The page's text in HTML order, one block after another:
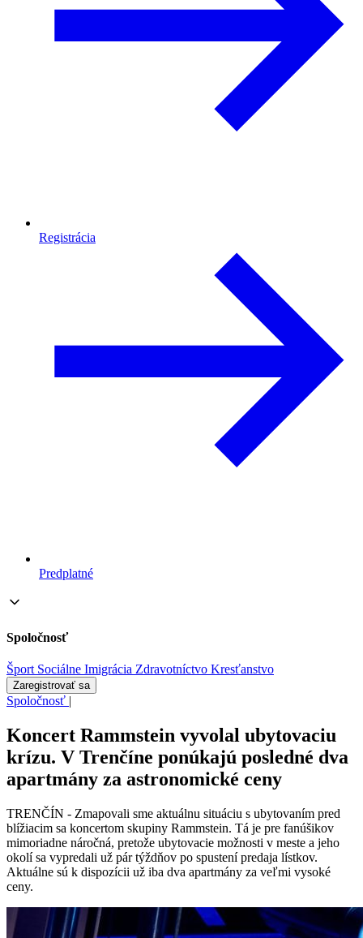
Registrácia
Predplatné
Spoločnosť
Šport Sociálne Imigrácia Zdravotníctvo Kresťanstvo
Zaregistrovať sa
Spoločnosť |
Koncert Rammstein vyvolal ubytovaciu
krízu. V Trenčíne ponúkajú posledné dva
apartmány za astronomické ceny
TRENČÍN - Zmapovali sme aktuálnu situáciu s ubytovaním pred
blížiacim sa koncertom skupiny Rammstein. Tá je pre fanúšikov
mimoriadne náročná, pretože ubytovacie možnosti v meste a jeho
okolí sa vypredali už pár týždňov po spustení predaja lístkov.
Aktuálne sú k dispozícii už iba dva apartmány za veľmi vysoké
ceny.